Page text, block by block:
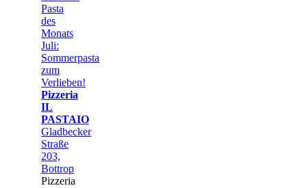
Pasta
des
Monats
Juli:
Sommerpasta
zum
Verlieben!
Pizzeria
IL
PASTAIO
Gladbecker
Straße
203,
Bottrop
Pizzeria